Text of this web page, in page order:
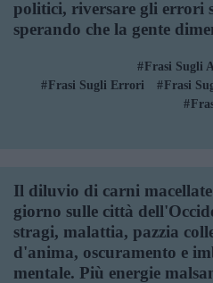
politici, riversare gli errori
sperando che la gente
Frasi Sugli
Frasi Sugli Errori
Frasi
Il diluvio di carni macellate
giorno sulle città
stragi, malattia, pazzia
d'anima, oscuramento e
mentale. Più energie